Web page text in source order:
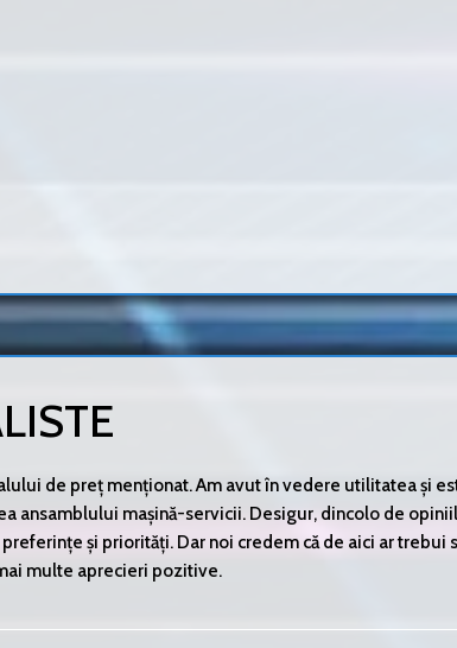
de preț menționat. Am avut în vedere utilitatea și
ansamblului mașină-servicii. Desigur, dincolo de
și priorități. Dar noi credem că de aici ar trebui
multe aprecieri pozitive.